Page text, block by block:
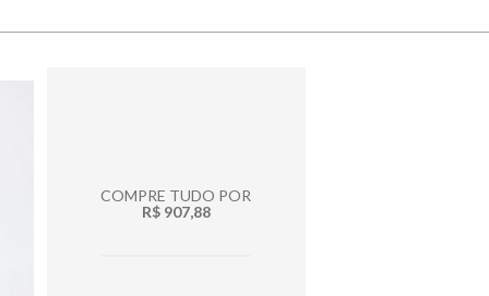
COMPRE TUDO POR
R$ 907,88